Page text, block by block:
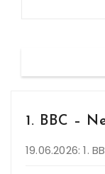
1. BBC –
19.06.2026: 1.